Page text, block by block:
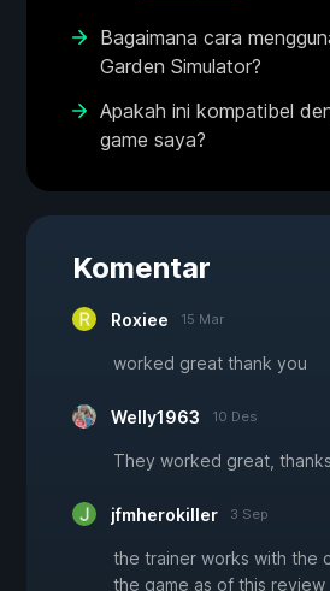
Bagaimana cara
Garden Simulator?
Apakah ini kompatibel
game saya?
Komentar
Roxiee 15 Mar
worked great thank you
Welly1963 10 Des
They worked great,
jfmherokiller 3 Sep
the trainer works with the
the game as of this review